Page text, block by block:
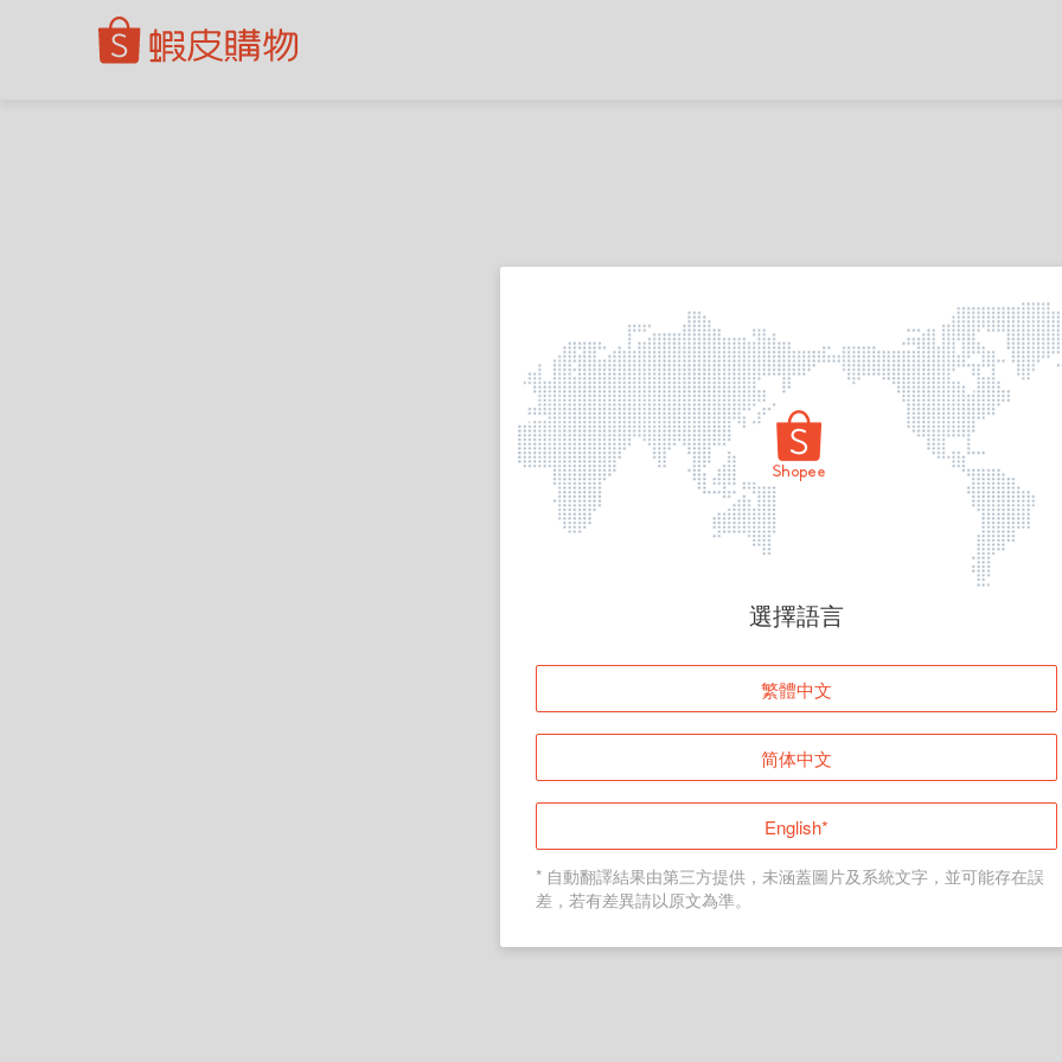
頁面無法顯示
登入
返回首頁
選擇語言
繁體中文
简体中文
English*
* 自動翻譯結果由第三方提供，未涵蓋圖片及系統文字，並可能存在誤
差，若有差異請以原文為準。